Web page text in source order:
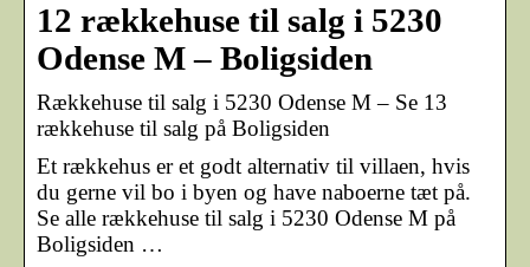
12 rækkehuse til salg i 5230
Odense M – Boligsiden
Rækkehuse til salg i 5230 Odense M – Se 13
rækkehuse til salg på Boligsiden
Et rækkehus er et godt alternativ til villaen, hvis
du gerne vil bo i byen og have naboerne tæt på.
Se alle rækkehuse til salg i 5230 Odense M på
Boligsiden …